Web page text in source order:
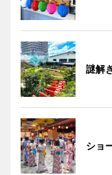
謎解
ショ